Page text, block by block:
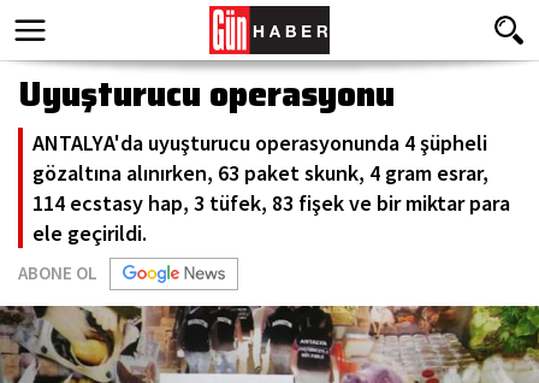
Uyuşturucu operasyonu
ANTALYA'da uyuşturucu operasyonunda 4 şüpheli
gözaltına alınırken, 63 paket skunk, 4 gram esrar,
114 ecstasy hap, 3 tüfek, 83 fişek ve bir miktar para
ele geçirildi.
ABONE OL